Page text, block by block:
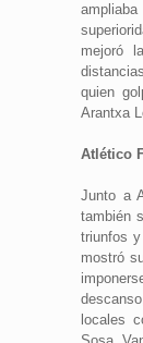
mejoró
quien
Arantxa
Atlético
Junto a
también
triunfos
mostró
locales